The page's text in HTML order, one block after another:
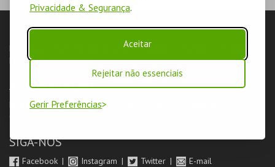
Privacidade & Segurança.
Aceitar
Rejeitar não essenciais
Gerir Preferências
LOJA
Pesquisar Carrinho de compras Eventos
Livro de Reclamações
AUTENTICAÇÃO
Login & Registo de Clientes
SIGA-NOS
Facebook Instagram Twitter E-mail